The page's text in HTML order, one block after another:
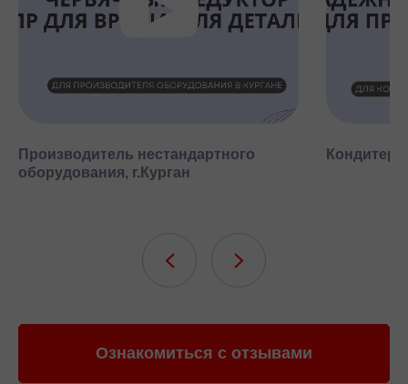
Производитель нестандартного
оборудования, г.Курган
Ознакомиться с отзывами